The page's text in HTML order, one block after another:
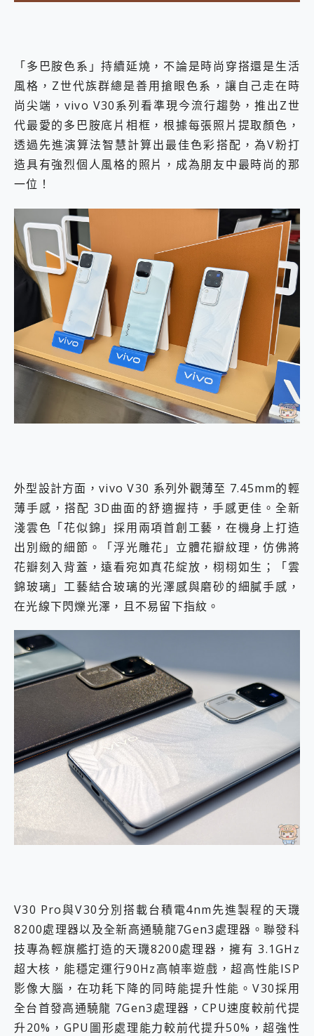
「多巴胺色系」持續延燒，不論是時尚穿搭還是生活
風格，Z世代族群總是善用搶眼色系，讓自己走在時
尚尖端，vivo V30系列看準現今流行趨勢，推出Z世
代最愛的多巴胺底片相框，根據每張照片提取顏色，
透過先進演算法智慧計算出最佳色彩搭配，為V粉打
造具有強烈個人風格的照片，成為朋友中最時尚的那
一位！
外型設計方面，vivo V30 系列外觀薄至 7.45mm的輕
薄手感，搭配 3D曲面的舒適握持，手感更佳。全新
淺雲色「花似錦」採用兩項首創工藝，在機身上打造
出別緻的細節。「浮光雕花」立體花瓣紋理，仿佛將
花瓣刻入背蓋，遠看宛如真花綻放，栩栩如生；「雲
錦玻璃」工藝結合玻璃的光澤感與磨砂的細膩手感，
在光線下閃爍光澤，且不易留下指紋。
V30 Pro與V30分別搭載台積電4nm先進製程的天璣
8200處理器以及全新高通驍龍7Gen3處理器。聯發科
技專為輕旗艦打造的天璣8200處理器，擁有 3.1GHz
超大核，能穩定運行90Hz高幀率遊戲，超高性能ISP
影像大腦，在功耗下降的同時能提升性能。V30採用
全台首發高通驍龍 7Gen3處理器，CPU速度較前代提
升20%，GPU圖形處理能力較前代提升50%，超強性